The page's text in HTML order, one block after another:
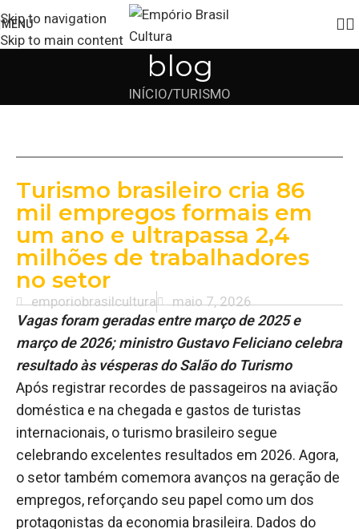
Skip to navigation
Skip to main content
MENU
blog
INÍCIO TURISMO
Turismo brasileiro cria 86
mil empregos formais em
um ano e ultrapassa 2,4
milhões de trabalhadores
no setor
emporiobrasilcultura maio 7, 2026
Vagas foram geradas entre março de 2025 e
março de 2026; ministro Gustavo Feliciano celebra
resultado às vésperas do Salão do Turismo
Após registrar recordes de passageiros na aviação
doméstica e na chegada e gastos de turistas
internacionais, o turismo brasileiro segue
celebrando excelentes resultados em 2026. Agora,
o setor também comemora avanços na geração de
empregos, reforçando seu papel como um dos
protagonistas da economia brasileira. Dados do